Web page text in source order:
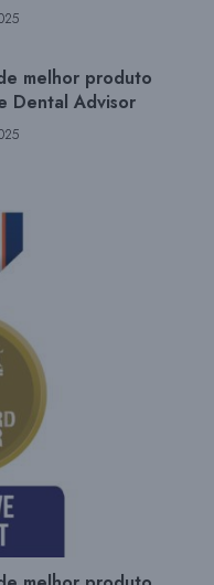
melhor produto
Dental Advisor